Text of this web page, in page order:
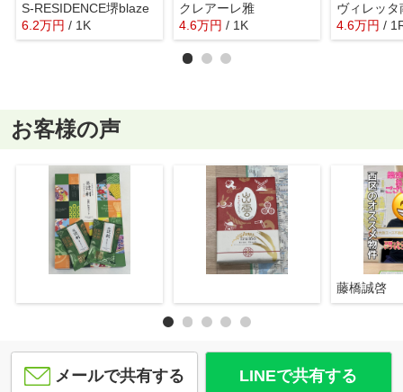
S-RESIDENCE堺blaze
6.2万円 / 1K
クレアーレ雅
4.6万円 / 1K
ヴィレッタ
4.6万円 /
お客様の声
藤橋誠啓
メールで共有する LINEで共有する